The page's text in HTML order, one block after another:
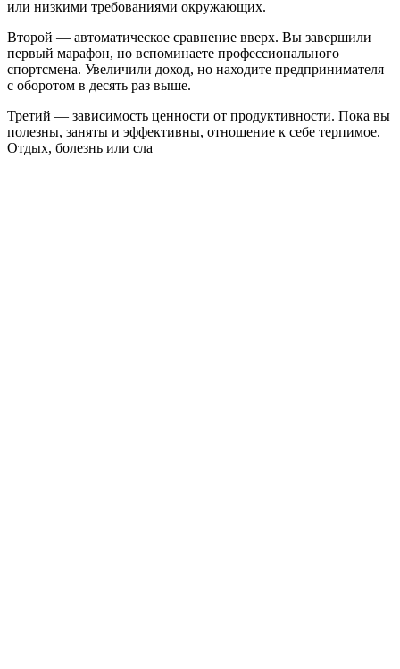
или низкими требованиями окружающих.
Второй — автоматическое сравнение вверх. Вы завершили
первый марафон, но вспоминаете профессионального
спортсмена. Увеличили доход, но находите предпринимателя
с оборотом в десять раз выше.
Третий — зависимость ценности от продуктивности. Пока вы
полезны, заняты и эффективны, отношение к себе терпимое.
Отдых, болезнь или сла